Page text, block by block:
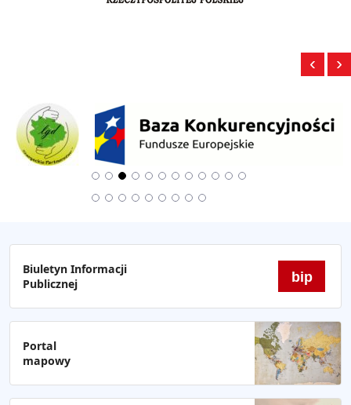
‹ ›
Biuletyn Informacji
Publicznej
bip
Portal
mapowy